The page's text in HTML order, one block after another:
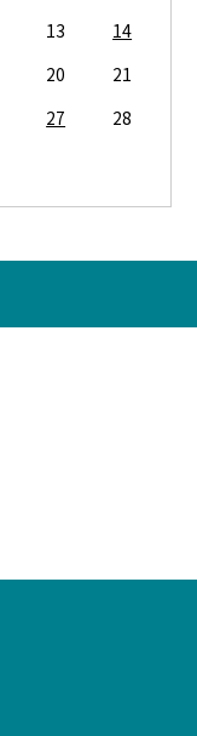
13
14
20
21
27
28